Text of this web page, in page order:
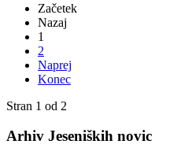
Začetek
Nazaj
1
2
Naprej
Konec
Stran 1 od 2
Arhiv Jeseniških novic